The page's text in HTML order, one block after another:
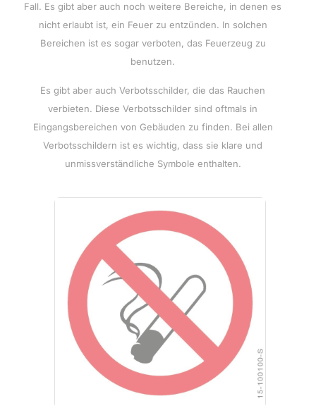
Fall. Es gibt aber auch noch weitere Bereiche, in denen es
nicht erlaubt ist, ein Feuer zu entzünden. In solchen
Bereichen ist es sogar verboten, das Feuerzeug zu
benutzen.
Es gibt aber auch Verbotsschilder, die das Rauchen
verbieten. Diese Verbotsschilder sind oftmals in
Eingangsbereichen von Gebäuden zu finden. Bei allen
Verbotsschildern ist es wichtig, dass sie klare und
unmissverständliche Symbole enthalten.